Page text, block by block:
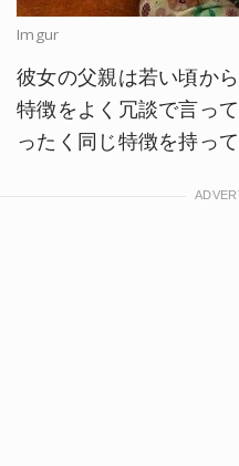
Imgur
彼女の父親は若い頃か
特徴をよく冗談で言っ
ったく同じ特徴を持って